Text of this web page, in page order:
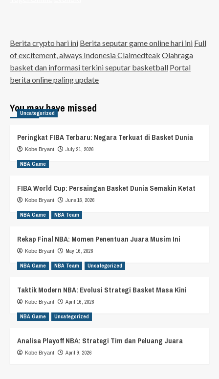
Berita crypto hari ini Berita seputar game online hari ini Full
of excitement, always Indonesia Claimedteak Olahraga
basket dan informasi terkini seputar basketball Portal
berita online paling update
You may have missed
Uncategorized
Peringkat FIBA Terbaru: Negara Terkuat di Basket Dunia
Kobe Bryant July 21, 2026
NBA Game
FIBA World Cup: Persaingan Basket Dunia Semakin Ketat
Kobe Bryant June 16, 2026
NBA Game NBA Team
Rekap Final NBA: Momen Penentuan Juara Musim Ini
Kobe Bryant May 16, 2026
NBA Game NBA Team Uncategorized
Taktik Modern NBA: Evolusi Strategi Basket Masa Kini
Kobe Bryant April 16, 2026
NBA Game Uncategorized
Analisa Playoff NBA: Strategi Tim dan Peluang Juara
Kobe Bryant April 9, 2026